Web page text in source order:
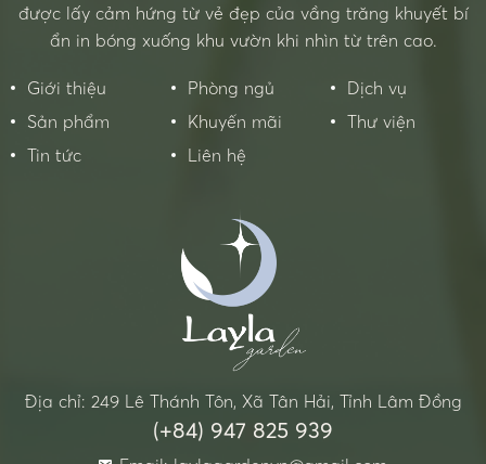
được lấy cảm hứng từ vẻ đẹp của vầng trăng khuyết bí
ẩn in bóng xuống khu vườn khi nhìn từ trên cao.
Giới thiệu Phòng ngủ
Dịch vụ
Sản phẩm
Khuyến mãi
Thư viện
Tin tức
Liên hệ
Địa chỉ: 249 Lê Thánh Tôn, Xã Tân Hải, Tỉnh Lâm Đồng
(+84) 947 825 939